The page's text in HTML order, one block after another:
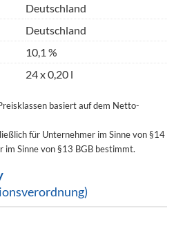
Deutschland
Deutschland
10,1 %
24 x 0,20 l
basiert auf dem Netto-
für Unternehmer im Sinne von §14
im Sinne von §13 BGB bestimmt.